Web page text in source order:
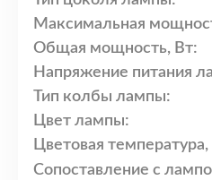
Максимальная
Общая мощность, Вт:
Напряжение питания
Тип колбы лампы:
Цвет лампы:
Цветовая температура,
Сопоставление с